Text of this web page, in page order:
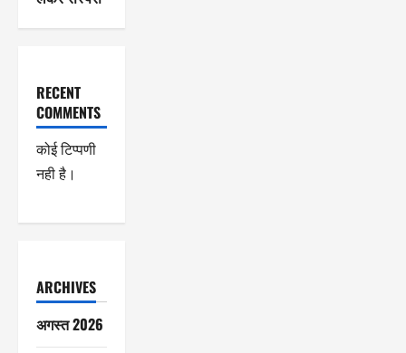
RECENT
COMMENTS
कोई टिप्पणी
नही है।
ARCHIVES
अगस्त 2026